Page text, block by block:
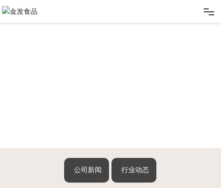
公司新闻 行业动态